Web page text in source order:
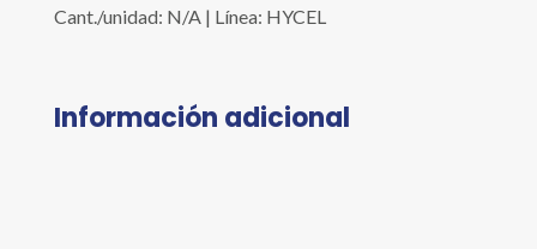
Cant./unidad: N/A | Línea: HYCEL
Información adicional